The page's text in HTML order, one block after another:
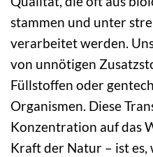
stammen und unter
verarbeitet werden.
von unnötigen
Füllstoffen oder
Organismen. Diese
Konzentration auf das
Kraft der Natur – ist